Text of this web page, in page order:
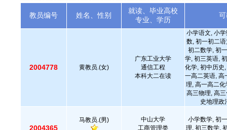
教员编号 姓名、性别
就读、毕业高校
专业、学历
2004778 黄教员.(女)
广东工业大学
通信工程
本科大二在读
小学语文, 小
数, 初一初二
初二数学, 初
学, 初三英语,
化学, 初中历史
一高二英语, 高
理, 高一高二
高三物理, 高
史地理政
2004365
马教员.(男)
中山大学
工商管理类
小学数学, 初
理, 初三数学,